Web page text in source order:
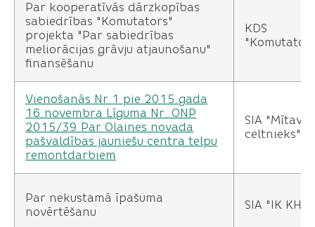
Par kooperatīvās dārzkopības
sabiedrības "Komutators"
projekta "Par sabiedrības
meliorācijas grāvju atjaunošanu"
finansēšanu
KDS
Vienošanās Nr.1 pie 2015.gada
16.novembra Līguma Nr. ONP
2015/39 Par Olaines novada
pašvaldības jauniešu centra telpu
remontdarbiem
SIA "Mītavas
celtnieks"
Par nekustamā īpašuma
novērtēšanu
SIA "IK KHV"